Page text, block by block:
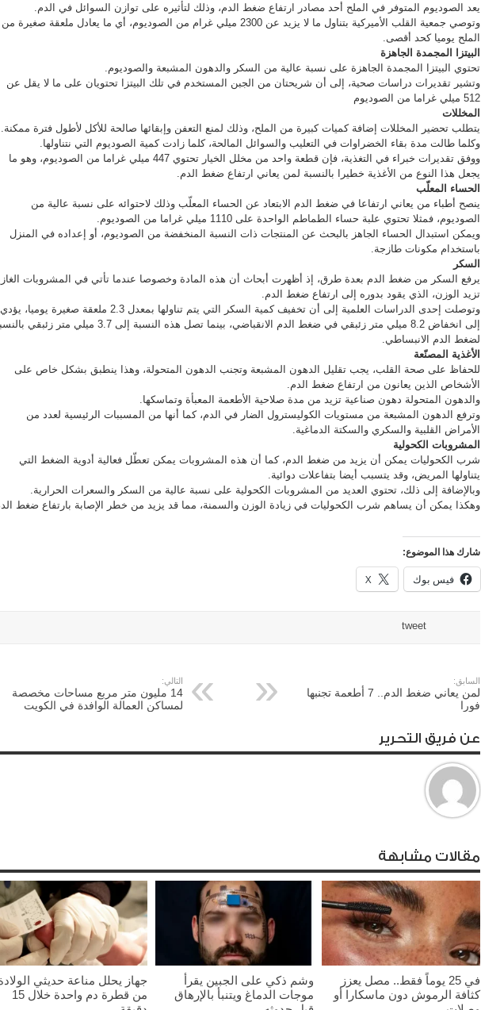
يعد الصوديوم المتوفر في الملح أحد مصادر ارتفاع ضغط الدم، وذلك لتأثيره على توازن السوائل في الدم.
وتوصي جمعية القلب الأميركية بتناول ما لا يزيد عن 2300 ميلي غرام من الصوديوم، أي ما يعادل ملعقة صغيرة من
الملح يوميا كحد أقصى.
البيتزا المجمدة الجاهزة
تحتوي البيتزا المجمدة الجاهزة على نسبة عالية من السكر والدهون المشبعة والصوديوم.
وتشير تقديرات دراسات صحية، إلى أن شريحتان من الجبن المستخدم في تلك البيتزا تحتويان على ما لا يقل عن
512 ميلي غراما من الصوديوم
المخللات
يتطلب تحضير المخللات إضافة كميات كبيرة من الملح، وذلك لمنع التعفن وإبقائها صالحة للأكل لأطول فترة ممكنة.
وكلما طالت مدة بقاء الخضراوات في التعليب والسوائل المالحة، كلما زادت كمية الصوديوم التي نتناولها.
ووفق تقديرات خبراء في التغذية، فإن قطعة واحد من مخلل الخيار تحتوي 447 ميلي غراما من الصوديوم، وهو ما
يجعل هذا النوع من الأغذية خطيرا بالنسبة لمن يعاني ارتفاع ضغط الدم.
الحساء المعلّب
ينصح أطباء من يعاني ارتفاعا في ضغط الدم الابتعاد عن الحساء المعلّب وذلك لاحتوائه على نسبة عالية من
الصوديوم، فمثلا تحتوي علبة حساء الطماطم الواحدة على 1110 ميلي غراما من الصوديوم.
ويمكن استبدال الحساء الجاهز بالبحث عن المنتجات ذات النسبة المنخفضة من الصوديوم، أو إعداده في المنزل
باستخدام مكونات طازجة.
السكر
يرفع السكر من ضغط الدم بعدة طرق، إذ أظهرت أبحاث أن هذه المادة وخصوصا عندما تأتي في المشروبات
تزيد الوزن، الذي يقود بدوره إلى ارتفاع ضغط الدم.
وتوصلت إحدى الدراسات العلمية إلى أن تخفيف كمية السكر التي يتم تناولها بمعدل 2.3 ملعقة صغيرة يوميا، يؤدي
إلى انخفاض 8.2 ميلي متر زئبقي في ضغط الدم الانقباضي، بينما تصل هذه النسبة إلى 3.7 ميلي متر زئبقي
لضغط الدم الانبساطي.
الأغذية المصنّعة
للحفاظ على صحة القلب، يجب تقليل الدهون المشبعة وتجنب الدهون المتحولة، وهذا ينطبق بشكل خاص على
الأشخاص الذين يعانون من ارتفاع ضغط الدم.
والدهون المتحولة دهون صناعية تزيد من مدة صلاحية الأطعمة المعبأة وتماسكها.
وترفع الدهون المشبعة من مستويات الكوليسترول الضار في الدم، كما أنها من المسببات الرئيسية لعدد من
الأمراض القلبية والسكري والسكتة الدماغية.
المشروبات الكحولية
شرب الكحوليات يمكن أن يزيد من ضغط الدم، كما أن هذه المشروبات يمكن تعطّل فعالية أدوية الضغط التي
يتناولها المريض، وقد يتسبب أيضا بتفاعلات دوائية.
وبالإضافة إلى ذلك، تحتوي العديد من المشروبات الكحولية على نسبة عالية من السكر والسعرات الحرارية.
وهكذا يمكن أن يساهم شرب الكحوليات في زيادة الوزن والسمنة، مما قد يزيد من خطر الإصابة بارتفاع ضغط
شارك هذا الموضوع:
فيس بوك X
tweet
السابق:
لمن يعاني ضغط الدم.. 7 أطعمة تجنبها
فورا
التالي:
14 مليون متر مربع مساحات مخصصة
لمساكن العمالة الوافدة في الكويت
عن فريق التحرير
مقالات مشابهة
في 25 يوماً فقط.. مصل يعزز
كثافة الرموش دون ماسكارا أو
وشم ذكي على الجبين يقرأ
موجات الدماغ ويتنبأ بالإرهاق
جهاز يحلل مناعة حديثي
من قطرة دم واحدة خلال 15